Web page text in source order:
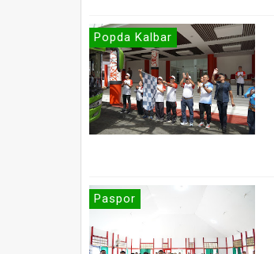
Popda Kalbar
Paspor